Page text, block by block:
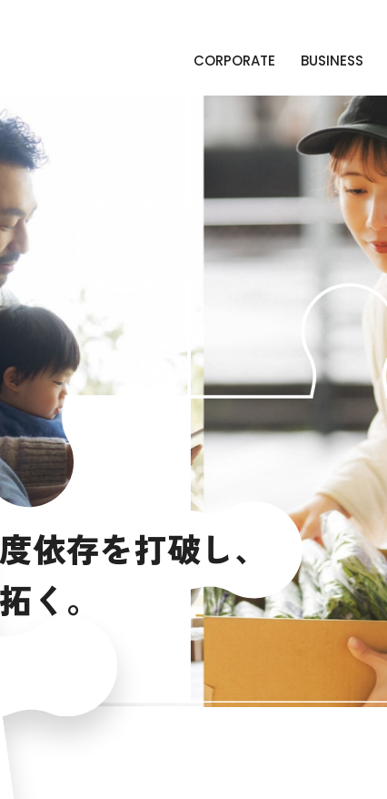
CORPORATE BUSINESS
度依存を打破し、
拓く 。